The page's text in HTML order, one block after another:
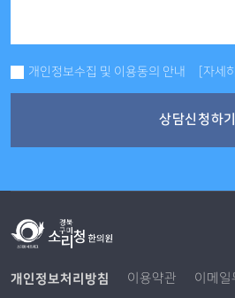
개인정보수집 및 이용동의 안내 [자세
상담신청하기
개인정보처리방침 이용약관 이메일